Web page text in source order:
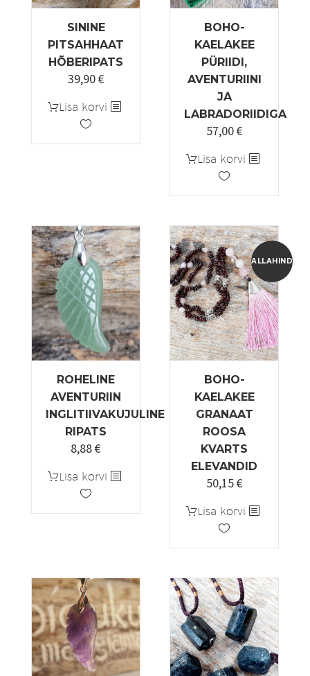
SININE
PITSAHHAAT
HÕBERIPATS
39,90€
Lisa korvi
BOHO-
KAELAKEE
PÜRIIDI,
AVENTURIINI
JA
LABRADORIIDIGA
57,00€
Lisa korvi
ROHELINE
AVENTURIIN
INGLITIIVAKUJULINE
RIPATS
8,88€
Lisa korvi
ALLAHINDLUS!
BOHO-
KAELAKEE
GRANAAT
ROOSA
KVARTS
ELEVANDID
Algne
oli:
59,00 €.
50,15€Praegune
on:
Lisa korvi